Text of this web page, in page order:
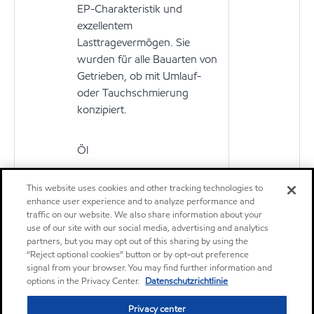
EP-Charakteristik und
exzellentem
Lasttragevermögen. Sie
wurden für alle Bauarten von
Getrieben, ob mit Umlauf-
oder Tauchschmierung
konzipiert.
Öl
Mobilgrease Special
Lithiumverseiftes EP-
Mehrzweckschmierfett der
NLGI-Klasse 2
Fett
Produkt
This website uses cookies and other tracking technologies to
enhance user experience and to analyze performance and
traffic on our website. We also share information about your
use of our site with our social media, advertising and analytics
partners, but you may opt out of this sharing by using the
“Reject optional cookies” button or by opt-out preference
signal from your browser. You may find further information and
options in the Privacy Center. Datenschutzrichtlinie
Privacy center